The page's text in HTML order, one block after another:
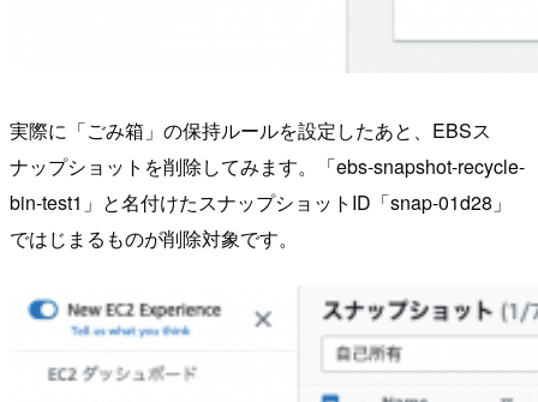
実際に「ごみ箱」の保持ルールを設定したあと、EBSス
ナップショットを削除してみます。「ebs-snapshot-recycle-
bin-test1」と名付けたスナップショットID「snap-01d28」
ではじまるものが削除対象です。